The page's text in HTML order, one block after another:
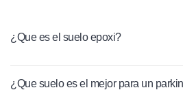
¿Que es el suelo epoxi?
¿Que suelo es el mejor para un